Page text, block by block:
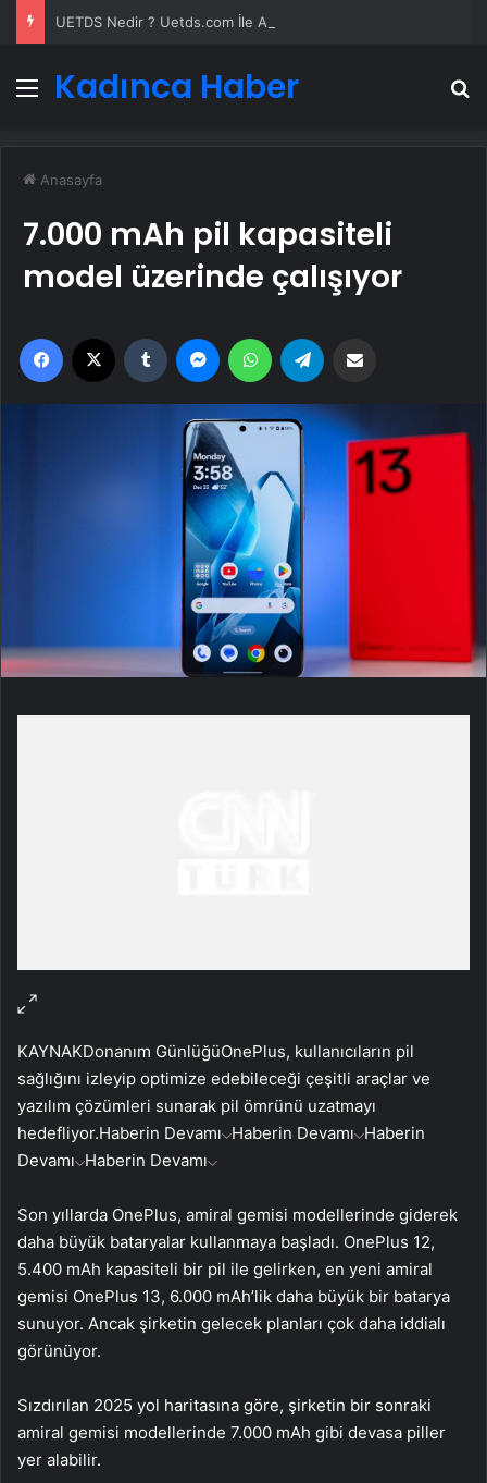
Menü
Kadınca Haber
Anasayfa
7.000 mAh pil kapasiteli
model üzerinde çalışıyor
Facebook Tumblr MessengerWhatsApp
KAYNAKDonanım GünlüğüOnePlus, kullanıcıların pil
sağlığını izleyip optimize edebileceği çeşitli araçlar ve
yazılım çözümleri sunarak pil ömrünü uzatmayı
hedefliyor.Haberin Devamı Haberin Devamı Haberin
Devamı Haberin Devamı
Son yıllarda OnePlus, amiral gemisi modellerinde giderek
daha büyük bataryalar kullanmaya başladı. OnePlus 12,
5.400 mAh kapasiteli bir pil ile gelirken, en yeni amiral
gemisi OnePlus 13, 6.000 mAh’lik daha büyük bir batarya
sunuyor. Ancak şirketin gelecek planları çok daha iddialı
görünüyor.
Sızdırılan 2025 yol haritasına göre, şirketin bir sonraki
amiral gemisi modellerinde 7.000 mAh gibi devasa piller
yer alabilir.